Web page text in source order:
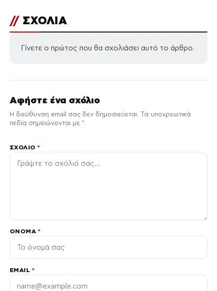
// ΣΧΟΛΙΑ
Γίνετε ο πρώτος που θα σχολιάσει αυτό το άρθρο.
Αφήστε ένα σχόλιο
Η διεύθυνση email σας δεν δημοσιεύεται. Τα υποχρεωτικά
πεδία σημειώνονται με *.
ΣΧΌΛΙΟ*
ΌΝΟΜΑ *
EMAIL *